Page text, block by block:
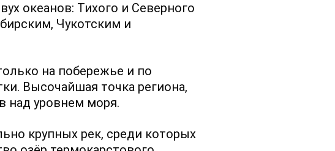
океанов: Тихого и Северного
Чукотским и
на побережье и по
Высочайшая точка региона,
над уровнем моря.
крупных рек, среди которых